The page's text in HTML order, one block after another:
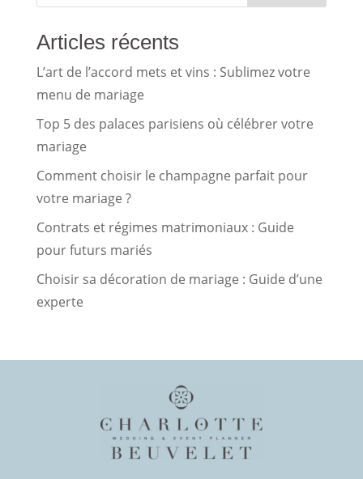
Articles récents
L’art de l’accord mets et vins : Sublimez votre
menu de mariage
Top 5 des palaces parisiens où célébrer votre
mariage
Comment choisir le champagne parfait pour
votre mariage ?
Contrats et régimes matrimoniaux : Guide
pour futurs mariés
Choisir sa décoration de mariage : Guide d’une
experte